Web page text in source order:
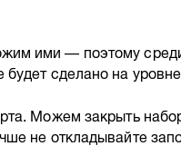
ими — поэтому
сделано на
Можем закрыть
не откладывайте